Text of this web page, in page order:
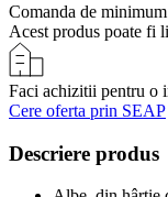
Comanda de
Acest produs poate fi
Faci achizitii pentru o
Cere oferta prin SEAP
Descriere produs